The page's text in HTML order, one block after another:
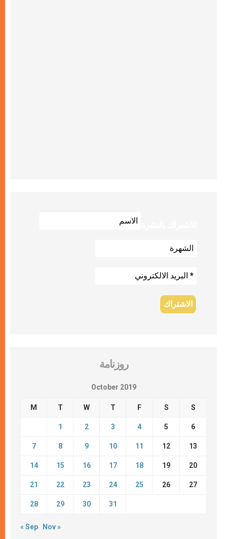
روزنامة
October 2019
M T W T F S S
1 2 3 4 5 6
7 8 9 10 11 12 13
14 15 16 17 18 19 20
21 22 23 24 25 26 27
28 29 30 31
« Sep Nov »